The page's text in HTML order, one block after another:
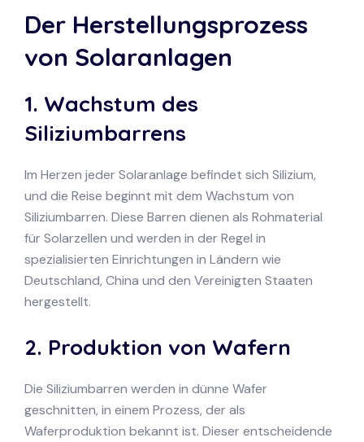
Der Herstellungsprozess
von Solaranlagen
1. Wachstum des
Siliziumbarrens
Im Herzen jeder Solaranlage befindet sich Silizium,
und die Reise beginnt mit dem Wachstum von
Siliziumbarren. Diese Barren dienen als Rohmaterial
für Solarzellen und werden in der Regel in
spezialisierten Einrichtungen in Ländern wie
Deutschland, China und den Vereinigten Staaten
hergestellt.
2. Produktion von Wafern
Die Siliziumbarren werden in dünne Wafer
geschnitten, in einem Prozess, der als
Waferproduktion bekannt ist. Dieser entscheidende